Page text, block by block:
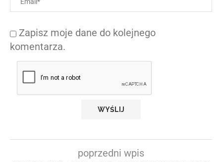
Zapisz moje dane do kolejnego
komentarza.
poprzedni wpis